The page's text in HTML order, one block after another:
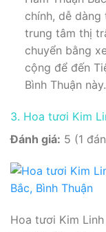
chính, dễ
trung tâm thị
chuyển bằng
cộng để đến
Bình Thuận này.
3. Hoa tươi Kim
Đánh giá: 5 (1
Hoa tươi Kim